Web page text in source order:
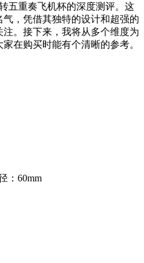
五重奏飞机杯的深度测评。这
，凭借其独特的设计和超强的
。接下来，我将从多个维度为
在购买时能有个清晰的参考。
：60mm